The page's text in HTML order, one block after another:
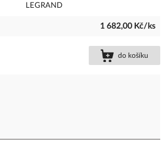
LEGRAND
1 682,00 Kč/ks
do košíku